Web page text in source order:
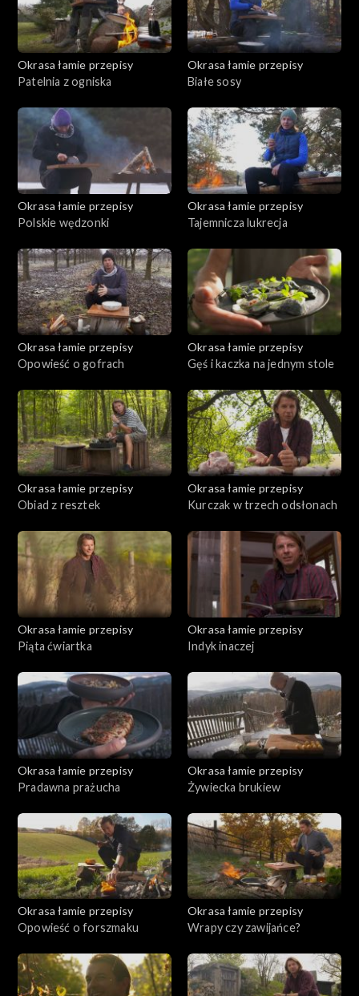
Okrasa łamie przepisy
Patelnia z ogniska
Okrasa łamie przepisy
Białe sosy
Okrasa łamie przepisy
Polskie wędzonki
Okrasa łamie przepisy
Tajemnicza lukrecja
Okrasa łamie przepisy
Opowieść o gofrach
Okrasa łamie przepisy
Gęś i kaczka na jednym stole
Okrasa łamie przepisy
Obiad z resztek
Okrasa łamie przepisy
Kurczak w trzech odsłonach
Okrasa łamie przepisy
Piąta ćwiartka
Okrasa łamie przepisy
Indyk inaczej
Okrasa łamie przepisy
Pradawna prażucha
Okrasa łamie przepisy
Żywiecka brukiew
Okrasa łamie przepisy
Opowieść o forszmaku
Okrasa łamie przepisy
Wrapy czy zawijańce?